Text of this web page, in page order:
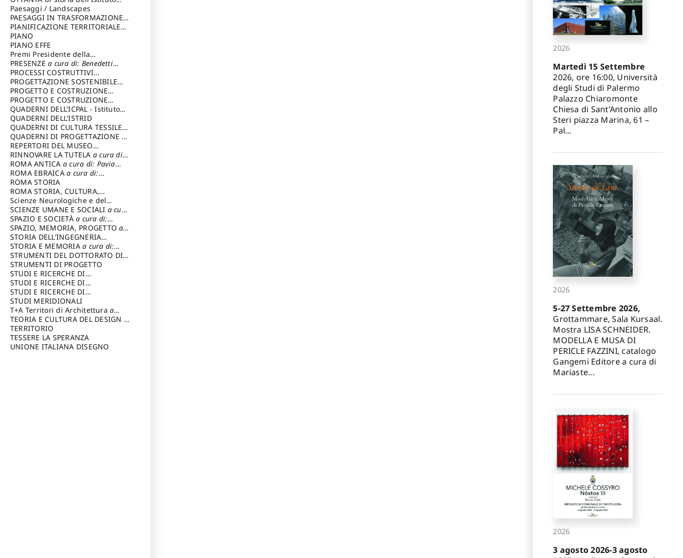
storia dell’Istitutoa cura di:
Cavalieri Patrizia
Paesaggi / Landscapes
PAESAGGI IN TRASFORMAZIONEa
cura di: Corti Enrico A.
PIANIFICAZIONE TERRITORIALE
URBANISTICA ED AMBIENTALE
cura di: Costa Enrico
PIANO
PIANO EFFE
Premi Presidente della
Repubblica
PRESENZEa cura di: Benedetti
Sandro
PROCESSI COSTRUTTIVI
DELL'ARCHITETTURAa cura di:
Ippoliti Alessandro
PROGETTAZIONE SOSTENIBILE
PARTECIPATA
PROGETTO E COSTRUZIONE
DELL’ARCHITETTURA
PROGETTO E COSTRUZIONE
SOSTENIBILE
QUADERNI DELL'ICPAL - Istituto
centrale per il restauro e la
conservazione del patrimonio
archivistico e librario
QUADERNI DELL'ISTRID
QUADERNI DI CULTURA TESSILEa
cura di: Crispolti Livia
QUADERNI DI PROGETTAZIONE a
cura di: Giura Longo Tommaso
REPERTORI DEL MUSEO
CENTRALE DEL RISORGIMENTOa
cura di: Pizzo Marco
RINNOVARE LA TUTELA a cura di:
Cicalò Enrico
ROMA ANTICA a cura di: Pavia
Carlo
ROMA EBRAICAa cura di:
Procaccia Claudio
ROMA STORIA
ROMA STORIA, CULTURA,
IMMAGINEa cura di: Fagiolo
Marcello
Scienze Neurologiche e del
Comportamento
SCIENZE UMANE E SOCIALI a cura
di: Iannizzi Salvatore
SPAZIO E SOCIETÀa cura di:
Cassetti Roberto
SPAZIO, MEMORIA, PROGETTOa
cura di: Rossi Massimo
STORIA DELL'INGEGNERIA
STRUTTURALE IN ITALIAa cura di:
Poretti Sergio
STORIA E MEMORIAa cura di:
Rossi Lauro
STRUMENTI DEL DOTTORATO DI
RICERCA IN RILIEVO E
RAPPRESENTAZIONE
DELL’ARCHITETTURA E
DELL’AMBIENTEa cura di: Migliari
Riccardo
STRUMENTI DI PROGETTO
STUDI E RICERCHE DI
ARCHEOLOGIA IN SICILIA
di: Pelagatti Paola
STUDI E RICERCHE DI
ARCHITETTURA del Dipartimento
di Architettura Università degli
Studi G. d' Annunzio
STUDI E RICERCHE DI
ARCHITETTURA del Dipartimento
di Architettura Università degli
Studi G. d' Annunzio, Chieti-
Pescaraa cura di: Fusero Paolo
STUDI MERIDIONALI
T+A Territori di Architetturaa
cura di: Ramazzotti Luigi
TEORIA E CULTURA DEL DESIGN a
cura di: Furlanis Giuseppe
TERRITORIO
TESSERE LA SPERANZA
UNIONE ITALIANA DISEGNO
2026
Martedì 15 Settembre
2026, ore 16:00, Università
degli Studi di Palermo
Palazzo Chiaromonte
Chiesa di Sant’Antonio allo
Steri piazza Marina, 61 –
Pal...
2026
5-27 Settembre 2026,
Grottammare, Sala Kursaal.
Mostra LISA SCHNEIDER.
MODELLA E MUSA DI
PERICLE FAZZINI, catalogo
Gangemi Editore a cura di
Mariaste...
2026
3 agosto 2026-3 agosto